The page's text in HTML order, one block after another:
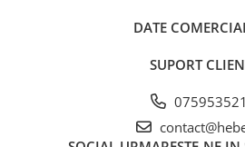
DATE
SUPORT